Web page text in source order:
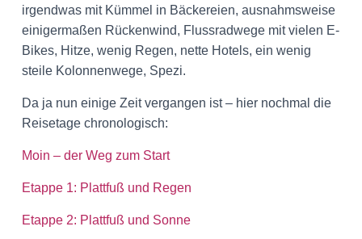
irgendwas mit Kümmel in Bäckereien, ausnahmsweise
einigermaßen Rückenwind, Flussradwege mit vielen E-
Bikes, Hitze, wenig Regen, nette Hotels, ein wenig
steile Kolonnenwege, Spezi.
Da ja nun einige Zeit vergangen ist – hier nochmal die
Reisetage chronologisch:
Moin – der Weg zum Start
Etappe 1: Plattfuß und Regen
Etappe 2: Plattfuß und Sonne